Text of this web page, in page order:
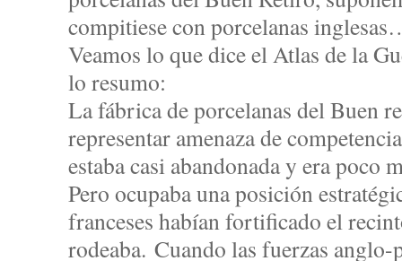
compitiese con porcelanas
Veamos lo que dice el Atlas de la
lo resumo:
La fábrica de porcelanas del Buen
representar amenaza de
estaba casi abandonada y era poco
Pero ocupaba una posición
franceses habían fortificado el
rodeaba. Cuando las fuerzas anglo-